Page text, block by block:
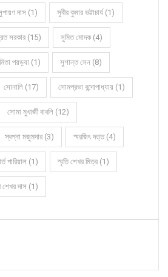
দাস (1) সুবীর কুমার ভট্টাচার্য (1)
সরকার (15) সুমিত মোদক (4)
পয়ড়্যা (1) সুশান্ত সেন (8)
সোনালি (17) সোমপ্রভা বন্দোপাধ্যায় (1)
সোমা মুখার্জী বাবলি (12)
স্বপ্না মজুমদার (3) স্মরজিৎ দত্ত (4)
পারিয়াল (1) স্মৃতি শেখর মিত্র (1)
শেখর দাস (1)